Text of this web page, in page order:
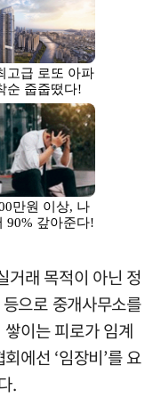
거래 목적이 아닌 정
으로 중개사무소를
이는 피로가 임계
에선 ‘임장비’를 요
.